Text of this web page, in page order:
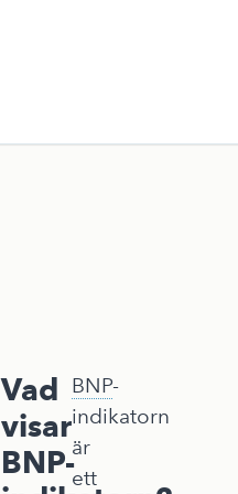
Vad
visar
BNP-
BNP-
indikatorn
är
ett